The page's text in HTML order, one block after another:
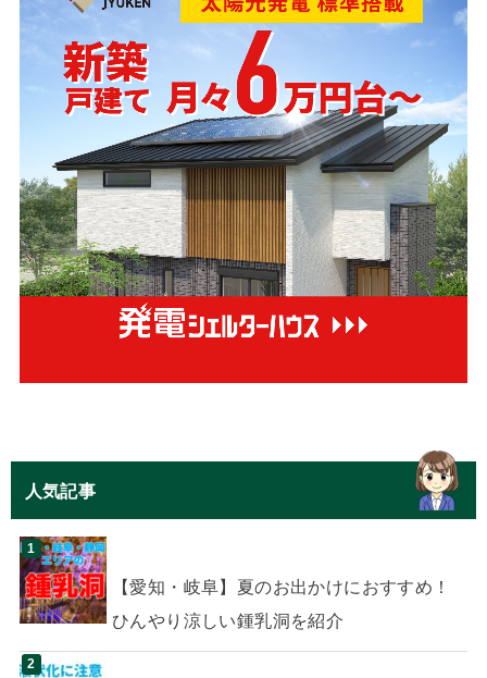
人気記事
【愛知・岐阜】夏のお出かけにおすすめ！
ひんやり涼しい鍾乳洞を紹介